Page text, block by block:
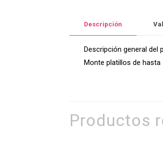
Descripción
Descripción general del
Monte platillos de hasta
Productos